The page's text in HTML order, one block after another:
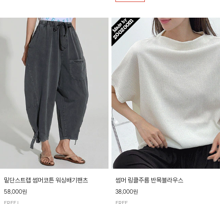
밑단스트랩 썸머코튼 워싱배기팬츠
58,000원
썸머 링클주름 반목블라우스
38,000원